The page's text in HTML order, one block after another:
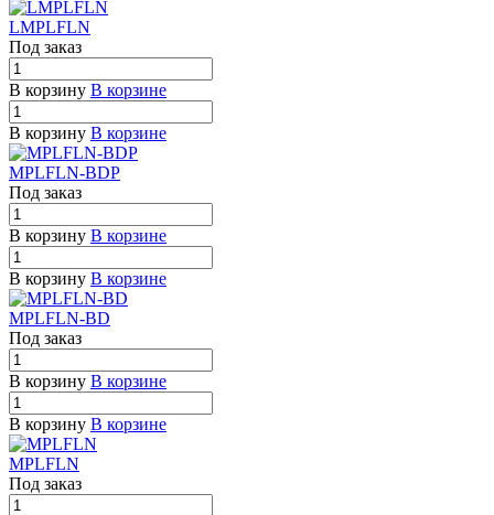
LMPLFLN
Под заказ
В корзину В корзине
В корзину В корзине
MPLFLN-BDP
Под заказ
В корзину В корзине
В корзину В корзине
MPLFLN-BD
Под заказ
В корзину В корзине
В корзину В корзине
MPLFLN
Под заказ